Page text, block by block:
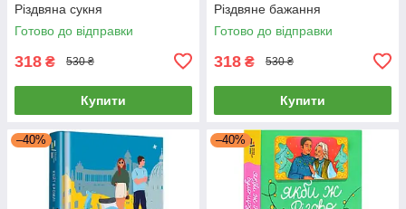
Різдвяна сукня
Готово до відправки
318 ₴ 530 ₴
Купити
Різдвяне бажання
Готово до відправки
318 ₴ 530 ₴
Купити
–40% –40%